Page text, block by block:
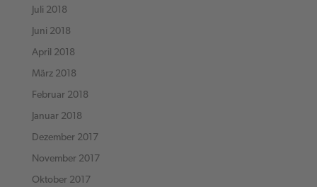
Juli 2018
Juni 2018
April 2018
März 2018
Februar 2018
Januar 2018
Dezember 2017
November 2017
Oktober 2017